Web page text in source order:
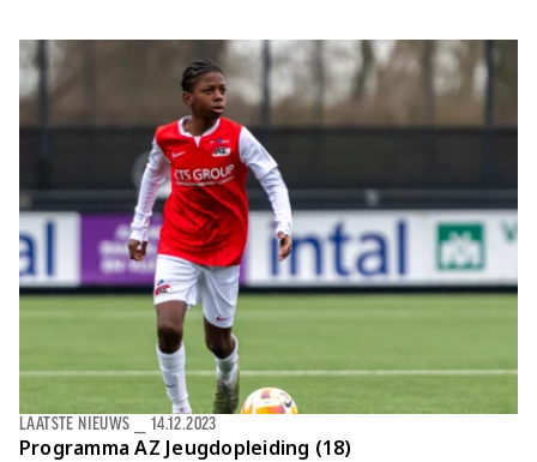
Programma AZ Jeugdopleiding (18)
LAATSTE NIEUWS 14.12.2023